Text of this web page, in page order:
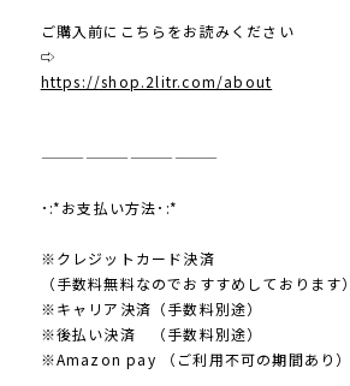
ご購入前にこちらをお読みください
⇨
https://shop.2litr.com/about
————————————
･:*お支払い方法･:*
※クレジットカード決済
（手数料無料なのでおすすめしております）
※キャリア決済（手数料別途）
※後払い決済 （手数料別途）
※Amazon pay （ご利用不可の期間あり）